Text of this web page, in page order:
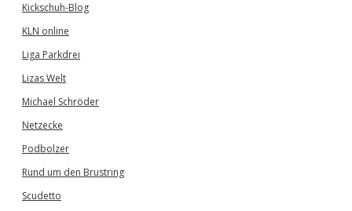
Kickschuh-Blog
KLN online
Liga Parkdrei
Lizas Welt
Michael Schröder
Netzecke
Podbolzer
Rund um den Brustring
Scudetto